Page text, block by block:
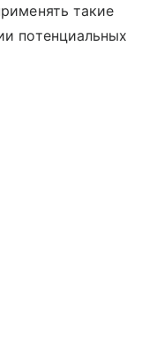
такие
потенциальных